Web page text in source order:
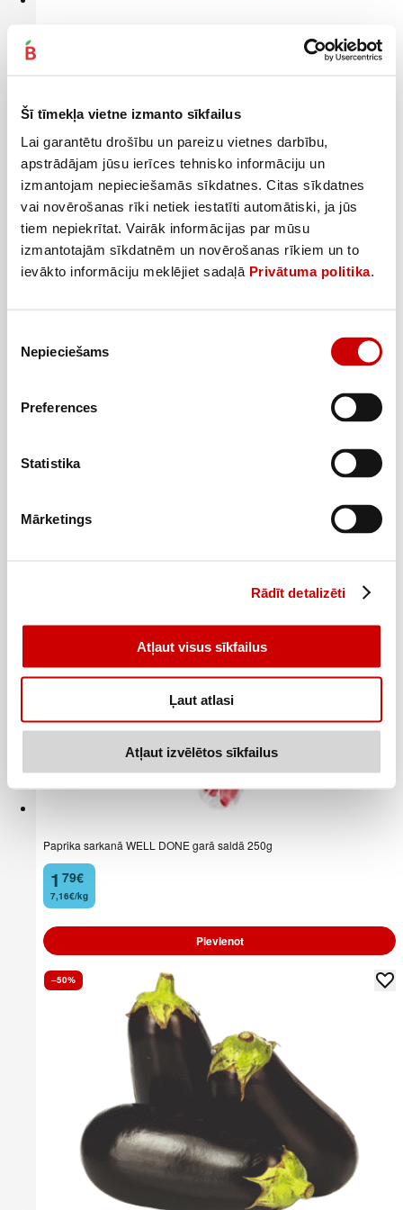
Šī tīmekļa vietne izmanto sīkfailus
Lai garantētu drošību un pareizu vietnes darbību,
apstrādājam jūsu ierīces tehnisko informāciju un
izmantojam nepieciešamās sīkdatnes. Citas sīkdatnes
vai novērošanas rīki netiek iestatīti automātiski, ja jūs
tiem nepiekrītat. Vairāk informācijas par mūsu
izmantotajām sīkdatnēm un novērošanas rīkiem un to
ievākto informāciju meklējiet sadaļā Privātuma politika.
izvēle
Nepieciešams
Preferences
Statistika
Mārketings
Rādīt detalizēti
Atļaut visus sīkfailus
Ļaut atlasi
Atļaut izvēlētos sīkfailus
1
. 35€
Paprika sarkanā WELL DONE garā saldā 250g
1
. 79€
7,16€/kg
Pievienot
–50%